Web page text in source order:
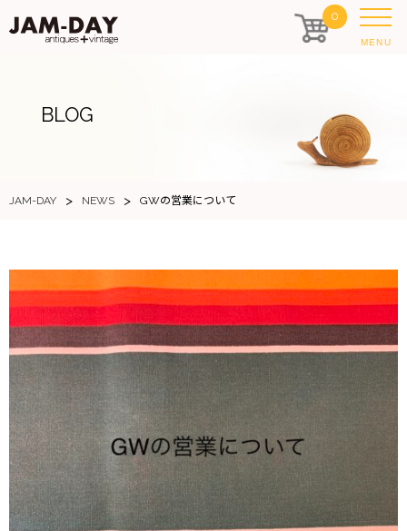
0
MENU
BLOG
JAM-DAY > NEWS > GWの営業について